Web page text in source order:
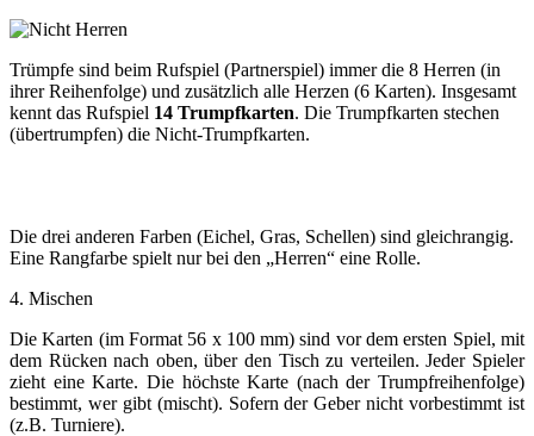
Trümpfe sind beim Rufspiel (Partnerspiel) immer die 8 Herren (in
ihrer Reihenfolge) und zusätzlich alle Herzen (6 Karten). Insgesamt
kennt das Rufspiel 14 Trumpfkarten. Die Trumpfkarten stechen
(übertrumpfen) die Nicht-Trumpfkarten.
Die drei anderen Farben (Eichel, Gras, Schellen) sind gleichrangig.
Eine Rangfarbe spielt nur bei den „Herren“ eine Rolle.
4. Mischen
Die Karten (im Format 56 x 100 mm) sind vor dem ersten Spiel, mit
dem Rücken nach oben, über den Tisch zu verteilen. Jeder Spieler
zieht eine Karte. Die höchste Karte (nach der Trumpfreihenfolge)
bestimmt, wer gibt (mischt). Sofern der Geber nicht vorbestimmt ist
(z.B. Turniere).